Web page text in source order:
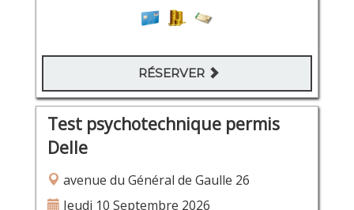
RÉSERVER
Test psychotechnique permis
Delle
avenue du Général de Gaulle 26
Jeudi 10 Septembre 2026